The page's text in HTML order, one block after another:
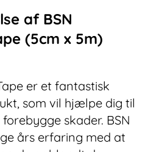
af BSN
(5cm x 5m)
er et fantastisk
som vil hjælpe dig til
skader. BSN
års erfaring med at